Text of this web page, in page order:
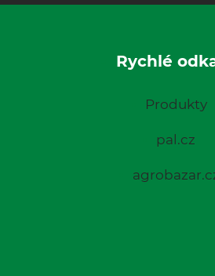
Rychlé
Produkty
pal.cz